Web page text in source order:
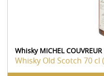
Whisky MICHEL
Whisky Old Scotch 70 cl